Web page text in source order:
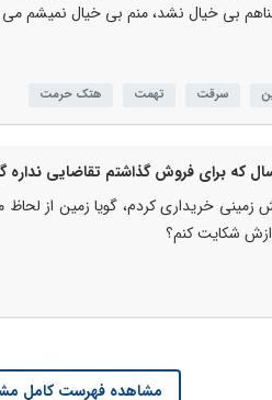
بی خیال نشد، منم بی خیال نمیشم می
سرقت تهمت هتک حرمت
خریداری کردم، گویا زمین از لحاظ
ازش شکایت کنم؟
مشاهده فهرست کامل